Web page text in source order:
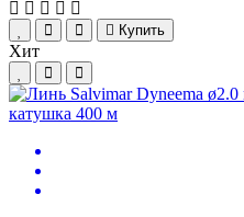
Купить
Хит